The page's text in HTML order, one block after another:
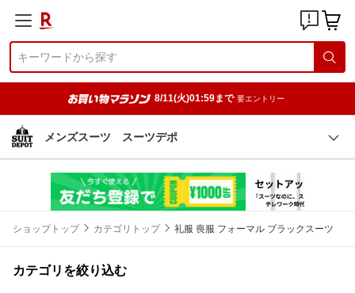
8/11(火)01:59まで 要エントリー
メンズスーツ スーツデポ
ショップトップ カテゴリトップ 礼服 喪服 フォーマル ブラックスーツ
カテゴリを絞り込む